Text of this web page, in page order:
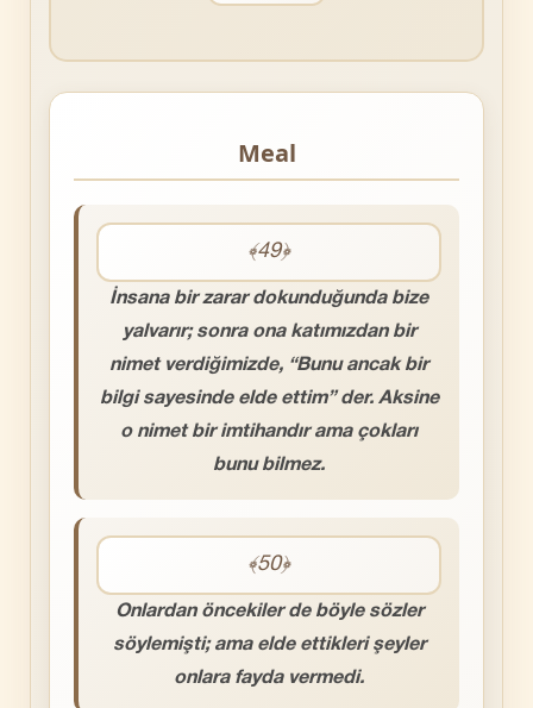
Meal
﴾49﴿
İnsana bir zarar dokunduğunda bize
yalvarır; sonra ona katımızdan bir
nimet verdiğimizde, “Bunu ancak bir
bilgi sayesinde elde ettim” der. Aksine
o nimet bir imtihandır ama çokları
bunu bilmez.
﴾50﴿
Onlardan öncekiler de böyle sözler
söylemişti; ama elde ettikleri şeyler
onlara fayda vermedi.